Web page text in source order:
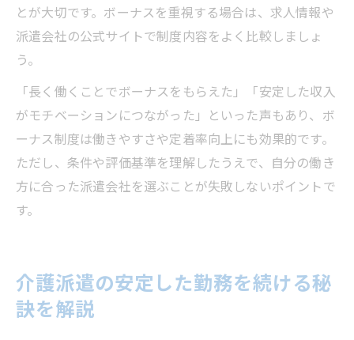
とが大切です。ボーナスを重視する場合は、求人情報や
派遣会社の公式サイトで制度内容をよく比較しましょ
う。
「長く働くことでボーナスをもらえた」「安定した収入
がモチベーションにつながった」といった声もあり、ボ
ーナス制度は働きやすさや定着率向上にも効果的です。
ただし、条件や評価基準を理解したうえで、自分の働き
方に合った派遣会社を選ぶことが失敗しないポイントで
す。
介護派遣の安定した勤務を続ける秘
訣を解説